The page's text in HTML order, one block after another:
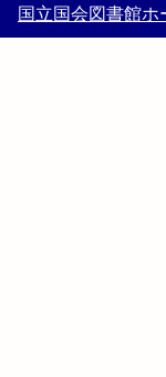
国立国会図書館ホ